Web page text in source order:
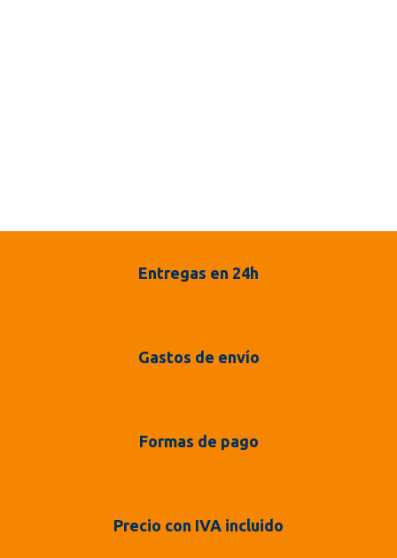
Entregas en 24h
Gastos de envío
Formas de pago
Precio con IVA incluido